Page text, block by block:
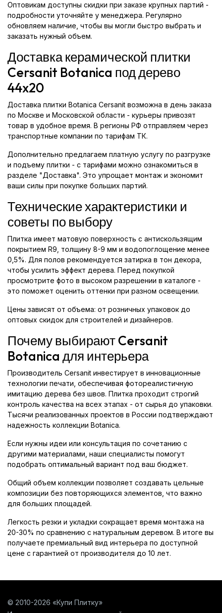
Оптовикам доступны скидки при заказе крупных партий -
подробности уточняйте у менеджера. Регулярно
обновляем наличие, чтобы вы могли быстро выбрать и
заказать нужный объем.
Доставка керамической плитки
Cersanit Botanica под дерево
44x20
Доставка плитки Botanica Cersanit возможна в день заказа
по Москве и Московской области - курьеры привозят
товар в удобное время. В регионы РФ отправляем через
транспортные компании по тарифам ТК.
Дополнительно предлагаем платную услугу по разгрузке
и подъему плитки - с тарифами можно ознакомиться в
разделе "Доставка". Это упрощает монтаж и экономит
ваши силы при покупке больших партий.
Технические характеристики и
советы по выбору
Плитка имеет матовую поверхность с антискользящим
покрытием R9, толщину 8-9 мм и водопоглощение менее
0,5%. Для полов рекомендуется затирка в тон декора,
чтобы усилить эффект дерева. Перед покупкой
просмотрите фото в высоком разрешении в каталоге -
это поможет оценить оттенки при разном освещении.
Цены зависят от объема: от розничных упаковок до
оптовых скидок для строителей и дизайнеров.
Почему выбирают Cersanit
Botanica для интерьера
Производитель Cersanit инвестирует в инновационные
технологии печати, обеспечивая фотореалистичную
имитацию дерева без швов. Плитка проходит строгий
контроль качества на всех этапах - от сырья до упаковки.
Тысячи реализованных проектов в России подтверждают
надежность коллекции Botanica.
Если нужны идеи или консультация по сочетанию с
другими материалами, наши специалисты помогут
подобрать оптимальный вариант под ваш бюджет.
Общий объем коллекции позволяет создавать цельные
композиции без повторяющихся элементов, что важно
для больших площадей.
Легкость резки и укладки сокращает время монтажа на
20-30% по сравнению с натуральным деревом. В итоге вы
получаете премиальный вид интерьера по доступной
цене с гарантией от производителя до 10 лет.
© 2010-2026 «Купи Плитку»